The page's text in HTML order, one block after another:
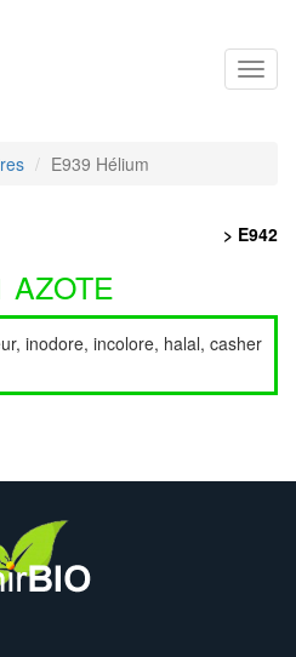
E939 Hélium
> E942
AZOTE
inodore, incolore, halal, casher